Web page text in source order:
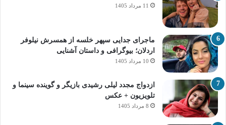
11 مرداد 1405
ماجرای جدایی سپهر خلسه از همسرش نیلوفر
اردلان؛ بیوگرافی و داستان آشنایی
10 مرداد 1405
ازدواج مجدد لیلی رشیدی بازیگر و گوینده سینما و
تلویزیون + عکس
8 مرداد 1405